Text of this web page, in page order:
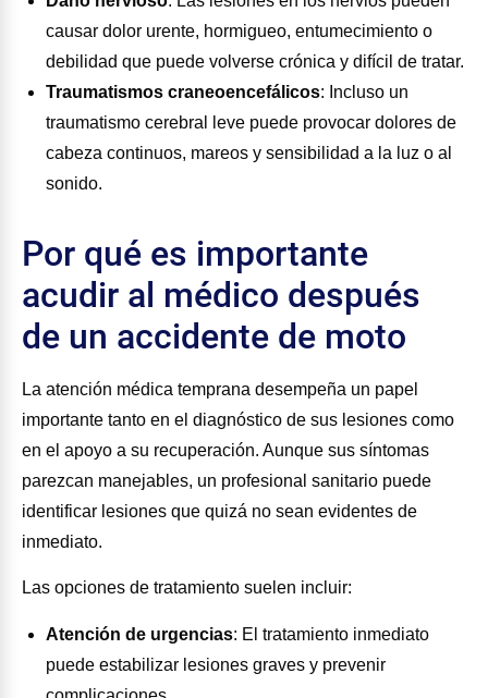
causar dolor urente, hormigueo, entumecimiento o
debilidad que puede volverse crónica y difícil de tratar.
Traumatismos craneoencefálicos: Incluso un
traumatismo cerebral leve puede provocar dolores de
cabeza continuos, mareos y sensibilidad a la luz o al
sonido.
Por qué es importante
acudir al médico después
de un accidente de moto
La atención médica temprana desempeña un papel
importante tanto en el diagnóstico de sus lesiones como
en el apoyo a su recuperación. Aunque sus síntomas
parezcan manejables, un profesional sanitario puede
identificar lesiones que quizá no sean evidentes de
inmediato.
Las opciones de tratamiento suelen incluir:
Atención de urgencias: El tratamiento inmediato
puede estabilizar lesiones graves y prevenir